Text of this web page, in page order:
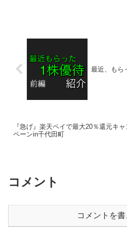
最近、もら
『急げ』楽天ペイで最大20％還元キャ
ペーンin千代田町
コメント
コメントを